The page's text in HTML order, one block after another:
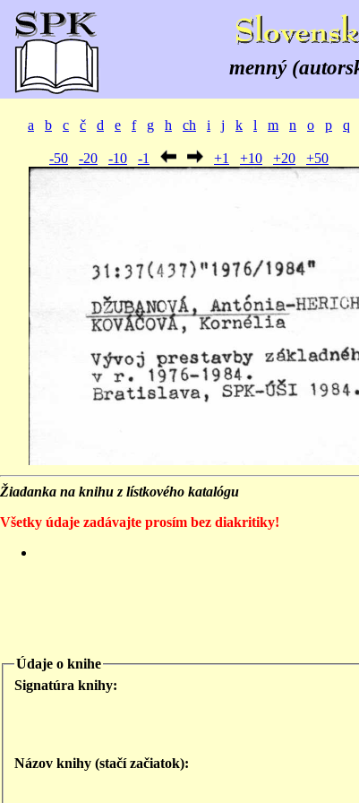
menný
a b c č d e f g h ch i j k l m n o p q
-50 -20 -10 -1 +1 +10 +20 +50
Žiadanka na knihu z lístkového katalógu
Všetky údaje zadávajte prosím bez diakritiky!
Údaje o knihe
Signatúra knihy:
Názov knihy (stačí začiatok):